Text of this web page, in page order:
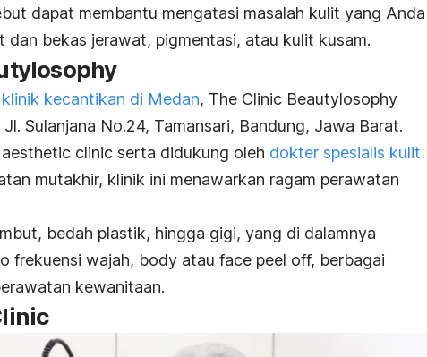
dapat membantu mengatasi masalah kulit yang Anda
dan bekas jerawat, pigmentasi, atau kulit kusam.
klinik kecantikan di Medan, The Clinic Beautylosophy
Sulanjana No.24, Tamansari, Bandung, Jawa Barat.
clinic serta didukung oleh dokter spesialis kulit
mutakhir, klinik ini menawarkan ragam perawatan
bedah plastik, hingga gigi, yang di dalamnya
frekuensi wajah, body atau face peel off, berbagai
kewanitaan.